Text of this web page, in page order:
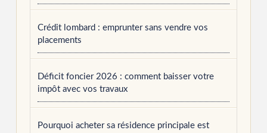
Crédit lombard : emprunter sans vendre vos
placements
Déficit foncier 2026 : comment baisser votre
impôt avec vos travaux
Pourquoi acheter sa résidence principale est